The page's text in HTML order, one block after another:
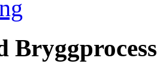
Bryggprocess